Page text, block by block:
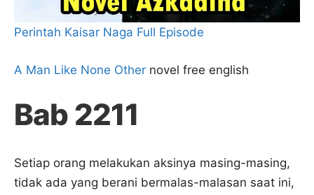
Perintah Kaisar Naga Full Episode
A Man Like None Other novel free english
Bab 2211
Setiap orang melakukan aksinya masing-masing,
tidak ada yang berani bermalas-malasan saat ini,